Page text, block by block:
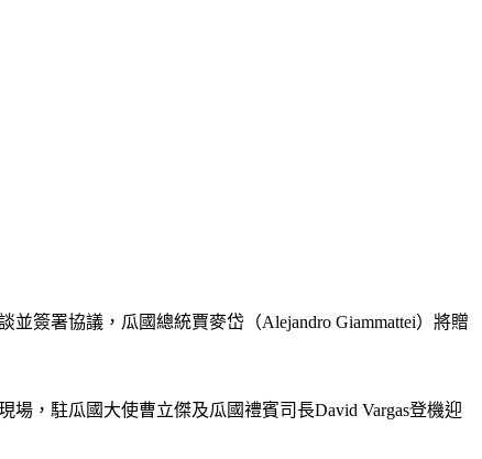
簽署協議，瓜國總統賈麥岱（Alejandro Giammattei）將贈
，駐瓜國大使曹立傑及瓜國禮賓司長David Vargas登機迎